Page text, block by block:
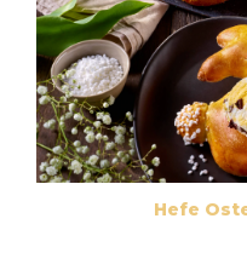
Hefe